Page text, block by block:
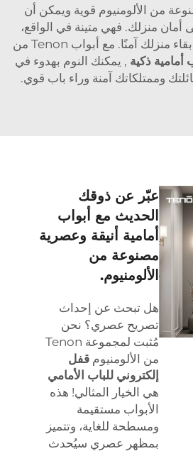
من الألومنيوم قوية ويمكن أن
منزلك. فهي متينة في الواقع،
وهي خيار ممتاز لضمان بقاء منزلك آمنًا. مع أبواب Tenon من
ذكية , يمكنك النوم بهدوء في
عبّر عن ذوقك
الحديث مع أبواب
أمامية أنيقة وعصرية
مصنوعة من
الألومنيوم.
هل تبحث عن إحداث
تصريح عصري؟ نحن
مُثبت لمجموعة Tenon
من الألومنيوم قفل
إلكتروني للباب الأمامي
هي الخيار المثالي! هذه
الأبواب مستقيمة
ومسطحة للغاية، وتتميز
بمظهر عصري سيُحدث